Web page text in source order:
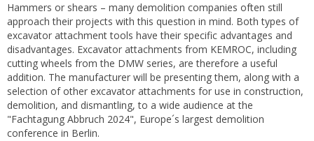
Hammers or shears – many demolition companies often still
approach their projects with this question in mind. Both types of
excavator attachment tools have their specific advantages and
disadvantages. Excavator attachments from KEMROC, including
cutting wheels from the DMW series, are therefore a useful
addition. The manufacturer will be presenting them, along with a
selection of other excavator attachments for use in construction,
demolition, and dismantling, to a wide audience at the
"Fachtagung Abbruch 2024", Europe´s largest demolition
conference in Berlin.